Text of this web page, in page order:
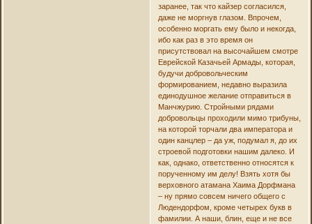
заранее, так что кайзер согласился,
даже не моргнув глазом. Впрочем,
особенно моргать ему было и некогда,
ибо как раз в это время он
присутствовал на высочайшем смотре
Еврейской Казачьей Армады, которая,
будучи добровольческим
формированием, недавно выразила
единодушное желание отправиться в
Манчжурию. Стройными рядами
добровольцы проходили мимо трибуны,
на которой торчали два императора и
один канцлер – да уж, подумал я, до их
строевой подготовки нашим далеко. И
как, однако, ответственно относятся к
порученному им делу! Взять хотя бы
верховного атамана Хаима Дорфмана
– ну прямо совсем ничего общего с
Людендорфом, кроме четырех букв в
фамилии. А наши, блин, еще и не все